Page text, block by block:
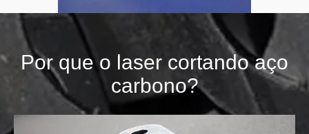
Por que o laser cortando aço
carbono?